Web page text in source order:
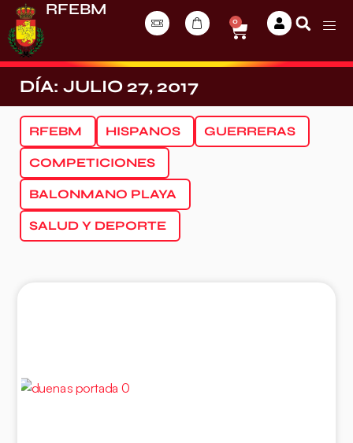
RFEBM
0
DÍA: JULIO 27, 2017
RFEBM HISPANOS GUERRERAS
COMPETICIONES
BALONMANO PLAYA
SALUD Y DEPORTE